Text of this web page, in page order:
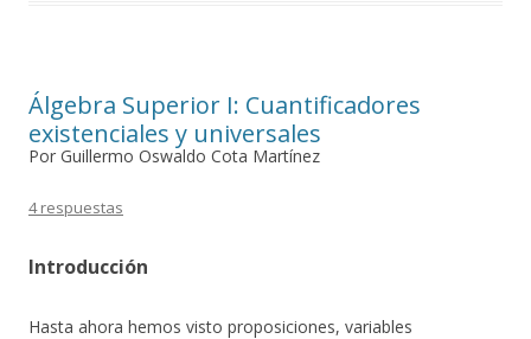
Álgebra Superior I: Cuantificadores
existenciales y universales
Por Guillermo Oswaldo Cota Martínez
4 respuestas
Introducción
Hasta ahora hemos visto proposiciones, variables